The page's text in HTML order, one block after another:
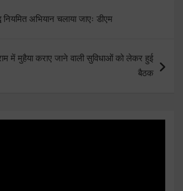
नियमित अभियान चलाया जाएः डीएम
में मुहैया कराए जाने वाली सुविधाओं को लेकर हुई
बैठक